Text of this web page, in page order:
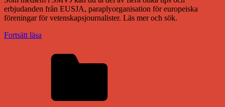
erbjudanden från EUSJA, paraplyorganisation för europeiska
föreningar för vetenskapsjournalister. Läs mer och sök.
Fortsätt läsa